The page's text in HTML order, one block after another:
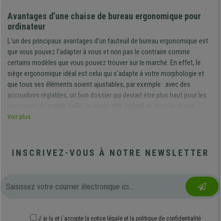
Avantages d’une chaise de bureau ergonomique pour
ordinateur
L'un des principaux avantages d'un fauteuil de bureau ergonomique est
que vous pouvez l’adapter à vous et non pas le contraire comme
certains modèles que vous pouvez trouver sur le marché. En effet, le
siège ergonomique idéal est celui qui s’adapte à votre morphologie et
que tous ses éléments soient ajustables, par exemple : avec des
accoudoirs réglables, un bon dossier qui devrait être plus haut pour les
assise à vos dimensions et des repose-pieds pour obtenir une posture
Une mauvaise posture pendant les nombreuses heures de travail et cela
pas s’améliorer avec l’âge. C’est pour cette raison qu’il est important
d’habituer nos enfants dès leur plus jeune âge à maintenir une posture
Voir plus
INSCRIVEZ-VOUS À NOTRE NEWSLETTER
J´ai lu et j´accepte la notice légale et la politique de confidentialité